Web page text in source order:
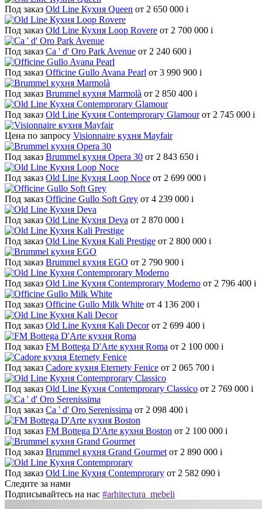
Под заказ Old Line Кухня Queen от 2 650 000 i
Под заказ Old Line Кухня Loop Rovere от 2 700 000 i
Под заказ Ca ' d' Oro Park Avenue от 2 240 600 i
Под заказ Officine Gullo Avana Pearl от 3 990 900 i
Под заказ Brummel кухня Marmolà от 2 850 400 i
Под заказ Old Line Кухня Contemprorary Glamour от 2 745 000 i
Цена по запросу Visionnaire кухня Mayfair
Под заказ Brummel кухня Opera 30 от 2 843 650 i
Под заказ Old Line Кухня Loop Noce от 2 699 000 i
Под заказ Officine Gullo Soft Grey от 4 239 000 i
Под заказ Old Line Кухня Deva от 2 870 000 i
Под заказ Old Line Кухня Kali Prestige от 2 800 000 i
Под заказ Brummel кухня EGO от 2 790 900 i
Под заказ Old Line Кухня Contemprorary Moderno от 2 796 400 i
Под заказ Officine Gullo Milk White от 4 136 200 i
Под заказ Old Line Кухня Kali Decor от 2 699 400 i
Под заказ FM Bottega D'Arte кухня Roma от 2 100 000 i
Под заказ Cadore кухня Eternety Fenice от 2 065 700 i
Под заказ Old Line Кухня Contemprorary Classico от 2 769 000 i
Под заказ Ca ' d' Oro Serenissima от 2 098 400 i
Под заказ FM Bottega D'Arte кухня Boston от 2 100 000 i
Под заказ Brummel кухня Grand Gourmet от 2 890 000 i
Под заказ Old Line Кухня Contemprorary от 2 582 090 i
Следите за нами
Подписывайтесь на нас #arhitectura_mebeli